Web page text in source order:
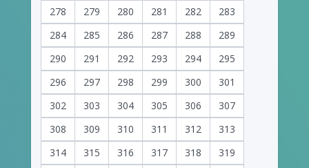
278
279 280 281 282
283
284
285 286 287 288
289
290
291 292 293 294
295
296
297 298 299 300
301
302
303 304 305 306
307
308
309 310 311 312
313
314
315 316 317 318
319